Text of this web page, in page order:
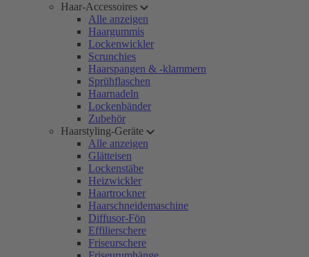
Haar-Accessoires
Alle anzeigen
Haargummis
Lockenwickler
Scrunchies
Haarspangen & -klammern
Sprühflaschen
Haarnadeln
Lockenbänder
Zubehör
Haarstyling-Geräte
Alle anzeigen
Glätteisen
Lockenstäbe
Heizwickler
Haartrockner
Haarschneidemaschine
Diffusor-Fön
Effilierschere
Friseurschere